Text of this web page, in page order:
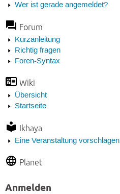
Wer ist gerade angemeldet?
Forum
Kurzanleitung
Richtig fragen
Foren-Syntax
Wiki
Übersicht
Startseite
Ikhaya
Eine Veranstaltung vorschlagen
Planet
Anmelden